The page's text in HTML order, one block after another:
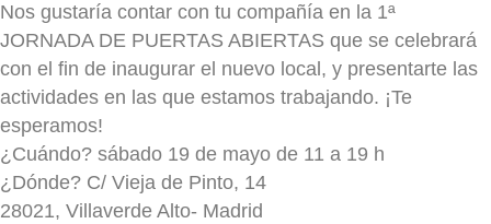
Nos gustaría contar con tu compañía en la 1ª
JORNADA DE PUERTAS ABIERTAS que se celebrará
con el fin de inaugurar el nuevo local, y presentarte las
actividades en las que estamos trabajando. ¡Te
esperamos!
¿Cuándo? sábado 19 de mayo de 11 a 19 h
¿Dónde? C/ Vieja de Pinto, 14
28021, Villaverde Alto- Madrid